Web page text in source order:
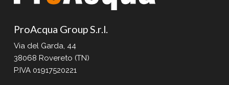
ProAcqua Group S.r.l.
Via del Garda, 44
38068 Rovereto (TN)
P.IVA 01917520221